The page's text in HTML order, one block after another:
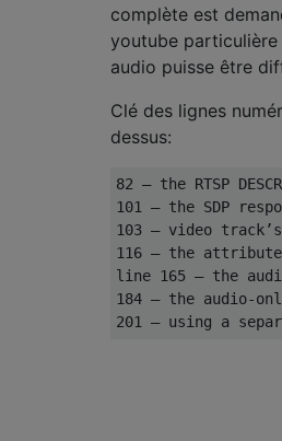
complète est
youtube
audio puisse être
Clé des lignes
dessus:
82 – the RTSP
101 – the SDP
103 – video
116 – the
line 165 – the
184 – the audio-